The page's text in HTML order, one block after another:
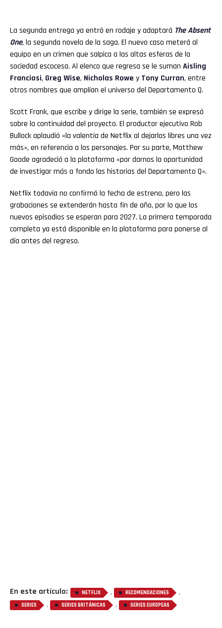
La segunda entrega ya entró en rodaje y adaptará The Absent
One, la segunda novela de la saga. El nuevo caso meterá al
equipo en un crimen que salpica a las altas esferas de la
sociedad escocesa. Al elenco que regresa se le suman Aisling
Franciosi, Greg Wise, Nicholas Rowe y Tony Curran, entre
otros nombres que amplían el universo del Departamento Q.
Scott Frank, que escribe y dirige la serie, también se expresó
sobre la continuidad del proyecto. El productor ejecutivo Rob
Bullock aplaudió «la valentía de Netflix al dejarlos libres una vez
más», en referencia a los personajes. Por su parte, Matthew
Goode agradeció a la plataforma «por darnos la oportunidad
de investigar más a fondo las historias del Departamento Q».
Netflix todavía no confirmó la fecha de estreno, pero las
grabaciones se extenderán hasta fin de año, por lo que los
nuevos episodios se esperan para 2027. La primera temporada
completa ya está disponible en la plataforma para ponerse al
día antes del regreso.
En este artículo: NETFLIX , RECOMENDACIONES ,
SERIES , SERIES BRITÁNICAS , SERIES EUROPEAS